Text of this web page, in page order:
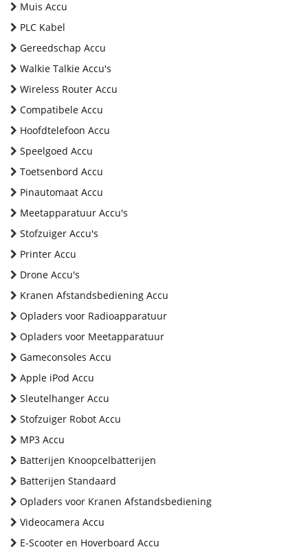
Muis Accu
PLC Kabel
Gereedschap Accu
Walkie Talkie Accu's
Wireless Router Accu
Compatibele Accu
Hoofdtelefoon Accu
Speelgoed Accu
Toetsenbord Accu
Pinautomaat Accu
Meetapparatuur Accu's
Stofzuiger Accu's
Printer Accu
Drone Accu's
Kranen Afstandsbediening Accu
Opladers voor Radioapparatuur
Opladers voor Meetapparatuur
Gameconsoles Accu
Apple iPod Accu
Sleutelhanger Accu
Stofzuiger Robot Accu
MP3 Accu
Batterijen Knoopcelbatterijen
Batterijen Standaard
Opladers voor Kranen Afstandsbediening
Videocamera Accu
E-Scooter en Hoverboard Accu